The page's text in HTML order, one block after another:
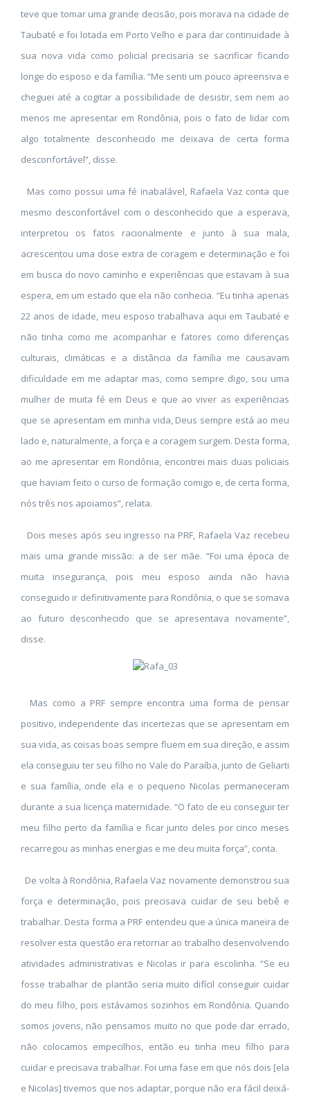
teve que tomar uma grande decisão, pois morava na cidade de
Taubaté e foi lotada em Porto Velho e para dar continuidade à
sua nova vida como policial precisaria se sacrificar ficando
longe do esposo e da família. “Me senti um pouco apreensiva e
cheguei até a cogitar a possibilidade de desistir, sem nem ao
menos me apresentar em Rondônia, pois o fato de lidar com
algo totalmente desconhecido me deixava de certa forma
desconfortável”, disse.
Mas como possui uma fé inabalável, Rafaela Vaz conta que
mesmo desconfortável com o desconhecido que a esperava,
interpretou os fatos racionalmente e junto à sua mala,
acrescentou uma dose extra de coragem e determinação e foi
em busca do novo caminho e experiências que estavam à sua
espera, em um estado que ela não conhecia. “Eu tinha apenas
22 anos de idade, meu esposo trabalhava aqui em Taubaté e
não tinha como me acompanhar e fatores como diferenças
culturais, climáticas e a distância da família me causavam
dificuldade em me adaptar mas, como sempre digo, sou uma
mulher de muita fé em Deus e que ao viver as experiências
que se apresentam em minha vida, Deus sempre está ao meu
lado e, naturalmente, a força e a coragem surgem. Desta forma,
ao me apresentar em Rondônia, encontrei mais duas policiais
que haviam feito o curso de formação comigo e, de certa forma,
nós três nos apoiamos”, relata.
Dois meses após seu ingresso na PRF, Rafaela Vaz recebeu
mais uma grande missão: a de ser mãe. “Foi uma época de
muita insegurança, pois meu esposo ainda não havia
conseguido ir definitivamente para Rondônia, o que se somava
ao futuro desconhecido que se apresentava novamente”,
disse.
Mas como a PRF sempre encontra uma forma de pensar
positivo, independente das incertezas que se apresentam em
sua vida, as coisas boas sempre fluem em sua direção, e assim
ela conseguiu ter seu filho no Vale do Paraíba, junto de Geliarti
e sua família, onde ela e o pequeno Nicolas permaneceram
durante a sua licença maternidade. “O fato de eu conseguir ter
meu filho perto da família e ficar junto deles por cinco meses
recarregou as minhas energias e me deu muita força”, conta.
De volta à Rondônia, Rafaela Vaz novamente demonstrou sua
força e determinação, pois precisava cuidar de seu bebê e
trabalhar. Desta forma a PRF entendeu que a única maneira de
resolver esta questão era retornar ao trabalho desenvolvendo
atividades administrativas e Nicolas ir para escolinha. “Se eu
fosse trabalhar de plantão seria muito difícil conseguir cuidar
do meu filho, pois estávamos sozinhos em Rondônia. Quando
somos jovens, não pensamos muito no que pode dar errado,
não colocamos empecilhos, então eu tinha meu filho para
cuidar e precisava trabalhar. Foi uma fase em que nós dois [ela
e Nicolas] tivemos que nos adaptar, porque não era fácil deixá-